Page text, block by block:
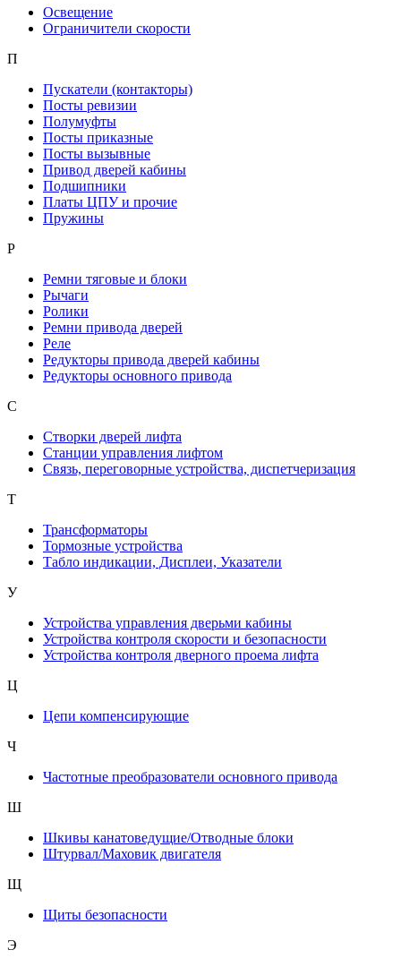
Освещение
Ограничители скорости
П
Пускатели (контакторы)
Посты ревизии
Полумуфты
Посты приказные
Посты вызывные
Привод дверей кабины
Подшипники
Платы ЦПУ и прочие
Пружины
Р
Ремни тяговые и блоки
Рычаги
Ролики
Ремни привода дверей
Реле
Редукторы привода дверей кабины
Редукторы основного привода
С
Створки дверей лифта
Станции управления лифтом
Связь, переговорные устройства, диспетчеризация
Т
Трансформаторы
Тормозные устройства
Табло индикации, Дисплеи, Указатели
У
Устройства управления дверьми кабины
Устройства контроля скорости и безопасности
Устройства контроля дверного проема лифта
Ц
Цепи компенсирующие
Ч
Частотные преобразователи основного привода
Ш
Шкивы канатоведущие/Отводные блоки
Штурвал/Маховик двигателя
Щ
Щиты безопасности
Э